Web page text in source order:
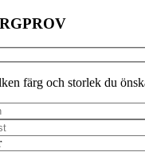
färg och storlek du